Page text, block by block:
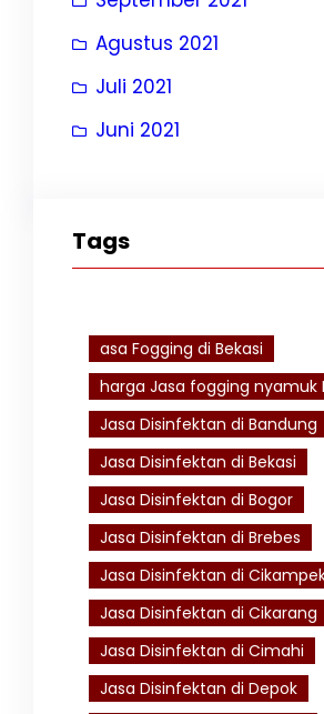
Agustus 2021
Juli 2021
Juni 2021
Tags
asa Fogging di Bekasi
harga Jasa fogging nyamuk
Jasa Disinfektan di Bandung
Jasa Disinfektan di Bekasi
Jasa Disinfektan di Bogor
Jasa Disinfektan di Brebes
Jasa Disinfektan di
Jasa Disinfektan di Cikarang
Jasa Disinfektan di Cimahi
Jasa Disinfektan di Depok